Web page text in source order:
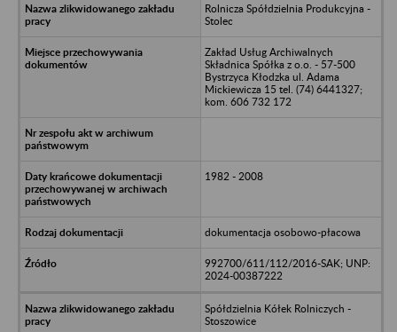
Rolnicza Spółdzielnia Produkcyjna -
Stolec
Zakład Usług Archiwalnych
Składnica Spółka z o.o. - 57-500
Bystrzyca Kłodzka ul. Adama
Mickiewicza 15 tel. (74) 6441327;
kom. 606 732 172
1982 - 2008
dokumentacja osobowo-płacowa
992700/611/112/2016-SAK; UNP:
2024-00387222
Spółdzielnia Kółek Rolniczych -
Stoszowice